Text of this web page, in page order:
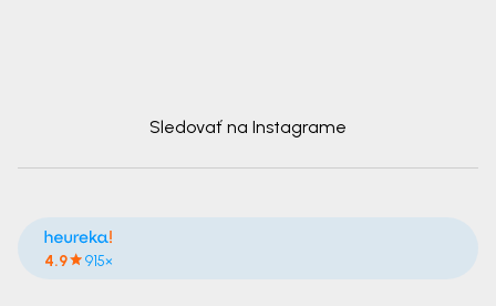
Sledovať na Instagrame
4.9 915×